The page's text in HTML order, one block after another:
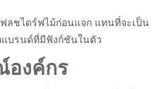
ลชไดร์ฟไม้ก่อนแจก แทนที่จะเป็น
แบรนด์ที่มีฟังก์ชันในตัว
องค์กร